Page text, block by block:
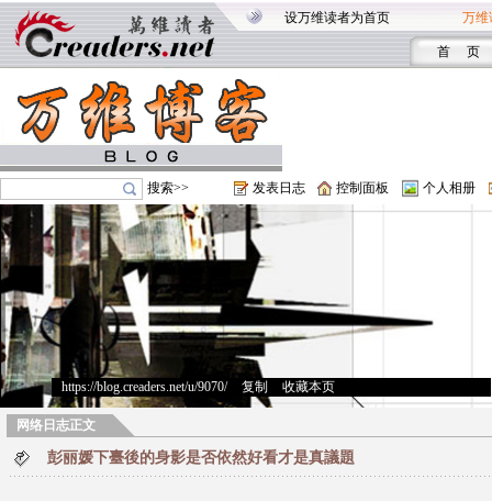
设万维读者为首页 万维
首 页
搜索>> 发表日志 控制面板 个人相册
https://blog.creaders.net/u/9070/> 复制 收藏本页
网络日志正文
彭丽媛下臺後的身影是否依然好看才是真議題